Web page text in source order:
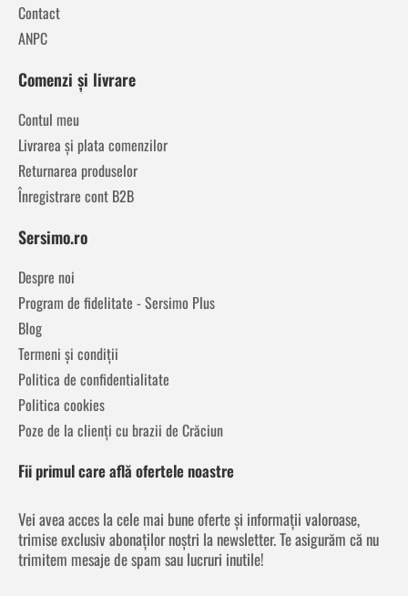
Contact
ANPC
Comenzi și livrare
Contul meu
Livrarea și plata comenzilor
Returnarea produselor
Înregistrare cont B2B
Sersimo.ro
Despre noi
Program de fidelitate - Sersimo Plus
Blog
Termeni și condiții
Politica de confidentialitate
Politica cookies
Poze de la clienți cu brazii de Crăciun
Fii primul care află ofertele noastre
Vei avea acces la cele mai bune oferte și informații valoroase,
trimise exclusiv abonaților noștri la newsletter. Te asigurăm că nu
trimitem mesaje de spam sau lucruri inutile!